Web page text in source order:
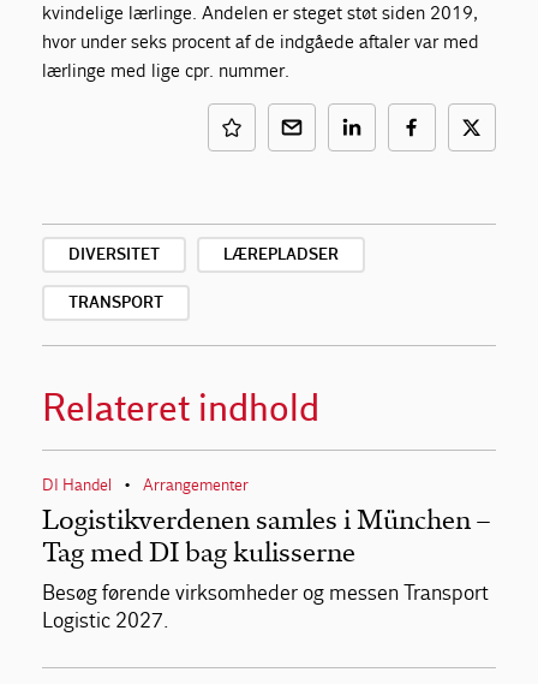
kvindelige lærlinge. Andelen er steget støt siden 2019,
hvor under seks procent af de indgåede aftaler var med
lærlinge med lige cpr. nummer.
DIVERSITET LÆREPLADSER
TRANSPORT
Relateret indhold
DI Handel • Arrangementer
Logistikverdenen samles i München –
Tag med DI bag kulisserne
Besøg førende virksomheder og messen Transport
Logistic 2027.